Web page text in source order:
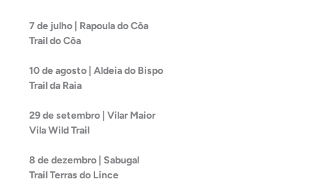
7 de julho | Rapoula do Côa
Trail do Côa
10 de agosto | Aldeia do Bispo
Trail da Raia
29 de setembro | Vilar Maior
Vila Wild Trail
8 de dezembro | Sabugal
Trail Terras do Lince